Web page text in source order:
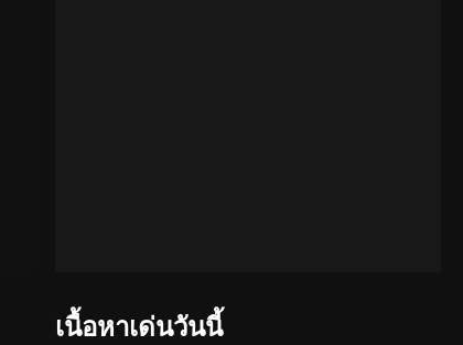
เนื้อหาเด่นวันนี้